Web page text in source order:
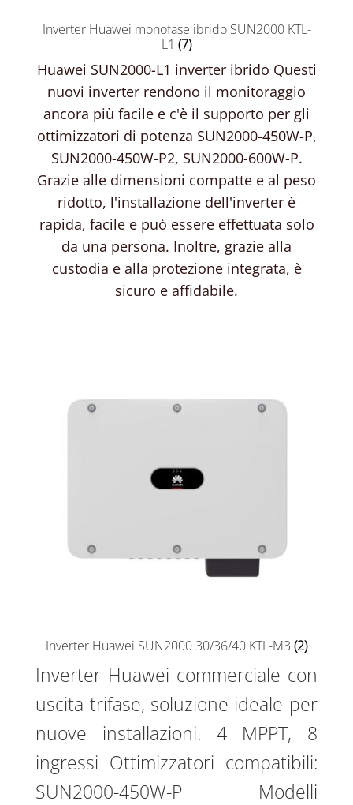
Inverter Huawei monofase ibrido SUN2000 KTL-
L1 (7)
Huawei SUN2000-L1 inverter ibrido Questi
nuovi inverter rendono il monitoraggio
ancora più facile e c'è il supporto per gli
ottimizzatori di potenza SUN2000-450W-P,
SUN2000-450W-P2, SUN2000-600W-P.
Grazie alle dimensioni compatte e al peso
ridotto, l'installazione dell'inverter è
rapida, facile e può essere effettuata solo
da una persona. Inoltre, grazie alla
custodia e alla protezione integrata, è
sicuro e affidabile.
Inverter Huawei SUN2000 30/36/40 KTL-M3 (2)
Inverter Huawei commerciale con
uscita trifase, soluzione ideale per
nuove installazioni. 4 MPPT, 8
ingressi Ottimizzatori compatibili:
SUN2000-450W-P Modelli